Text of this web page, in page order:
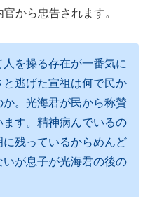
から忠告されます。
人を操る存在が一番気に
逃げた宣祖は何で民か
。光海君が民から称賛
す。精神病んでいるの
残っているからめんど
いが息子が光海君の後の